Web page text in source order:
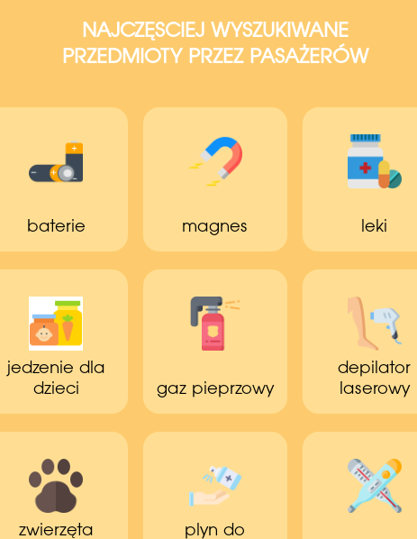
NAJCZĘSCIEJ WYSZUKIWANE
PRZEDMIOTY PRZEZ PASAŻERÓW
baterie magnes leki
jedzenie dla
dzieci
gaz pieprzowy
depilator
laserowy
zwierzęta
plyn do